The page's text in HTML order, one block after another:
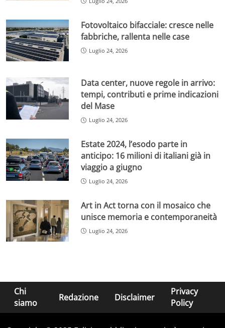
Fotovoltaico bifacciale: cresce nelle
fabbriche, rallenta nelle case
Luglio 24, 2026
Data center, nuove regole in arrivo:
tempi, contributi e prime indicazioni
del Mase
Luglio 24, 2026
Estate 2024, l’esodo parte in
anticipo: 16 milioni di italiani già in
viaggio a giugno
Luglio 24, 2026
Art in Act torna con il mosaico che
unisce memoria e contemporaneità
Luglio 24, 2026
Chi
siamo
Redazione Disclaimer
Privacy
Policy